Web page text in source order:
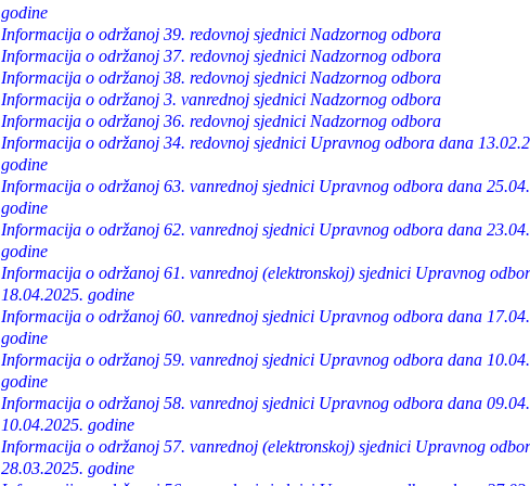
godine
Informacija o održanoj 39. redovnoj sjednici Nadzornog odbora
Informacija o održanoj 37. redovnoj sjednici Nadzornog odbora
Informacija o održanoj 38. redovnoj sjednici Nadzornog odbora
Informacija o održanoj 3. vanrednoj sjednici Nadzornog odbora
Informacija o održanoj 36. redovnoj sjednici Nadzornog odbora
Informacija o održanoj 34. redovnoj sjednici Upravnog odbora dana
godine
Informacija o održanoj 63. vanrednoj sjednici Upravnog odbora dana
godine
Informacija o održanoj 62. vanrednoj sjednici Upravnog odbora dana
godine
Informacija o održanoj 61. vanrednoj (elektronskoj) sjednici Upravnog
18.04.2025. godine
Informacija o održanoj 60. vanrednoj sjednici Upravnog odbora dana
godine
Informacija o održanoj 59. vanrednoj sjednici Upravnog odbora dana
godine
Informacija o održanoj 58. vanrednoj sjednici Upravnog odbora dana
10.04.2025. godine
Informacija o održanoj 57. vanrednoj (elektronskoj) sjednici Upravnog
28.03.2025. godine